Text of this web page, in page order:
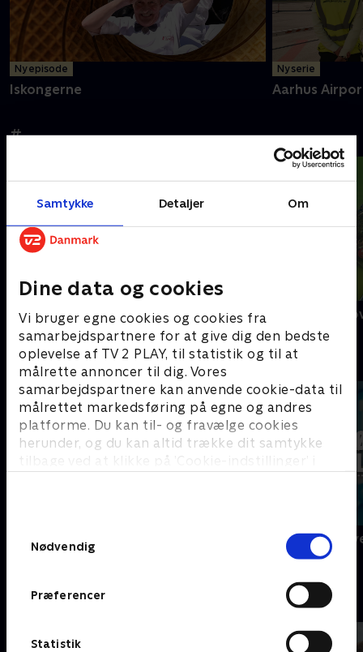
Samtykke Detaljer Om
Dine data og cookies
Vi bruger egne cookies og cookies fra
samarbejdspartnere for at give dig den bedste
oplevelse af TV 2 PLAY, til statistik og til at
målrette annoncer til dig. Vores
samarbejdspartnere kan anvende cookie-data til
målrettet markedsføring på egne og andres
platforme. Du kan til- og fravælge cookies
herunder, og du kan altid trække dit samtykke
tilbage ved at klikke på ’Cookie-indstillinger’ i
Nødvendig
Præferencer
Statistik
Ny episode
Iskongerne
Ny serie
Aarhus
#
100 kilo senere 50 år med
A
Aarhus Airport
Alle gør det